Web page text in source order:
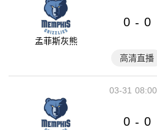
孟菲斯灰熊
0 - 0
高清直播
08:00
03-31
0 - 0